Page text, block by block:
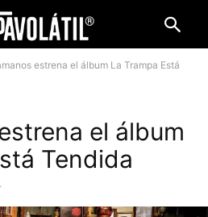
estrena el álbum La Trampa Está
el álbum
Tendida